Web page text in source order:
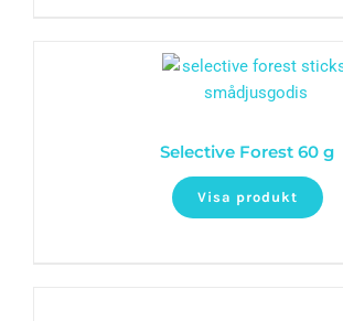
Selective Forest 60 g
Visa produkt